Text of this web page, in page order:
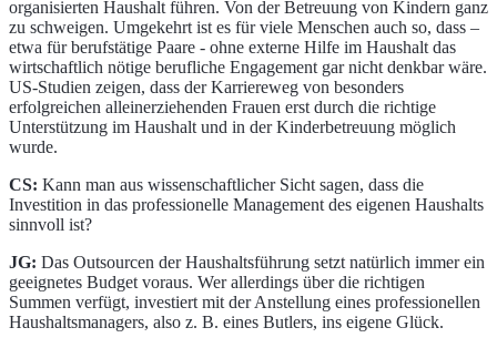
organisierten Haushalt führen. Von der Betreuung von Kindern ganz
zu schweigen. Umgekehrt ist es für viele Menschen auch so, dass –
etwa für berufstätige Paare - ohne externe Hilfe im Haushalt das
wirtschaftlich nötige berufliche Engagement gar nicht denkbar wäre.
US-Studien zeigen, dass der Karriereweg von besonders
erfolgreichen alleinerziehenden Frauen erst durch die richtige
Unterstützung im Haushalt und in der Kinderbetreuung möglich
wurde.
CS: Kann man aus wissenschaftlicher Sicht sagen, dass die
Investition in das professionelle Management des eigenen Haushalts
sinnvoll ist?
JG: Das Outsourcen der Haushaltsführung setzt natürlich immer ein
geeignetes Budget voraus. Wer allerdings über die richtigen
Summen verfügt, investiert mit der Anstellung eines professionellen
Haushaltsmanagers, also z. B. eines Butlers, ins eigene Glück.